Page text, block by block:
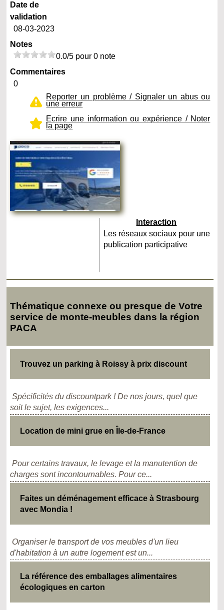
Date de
validation
08-03-2023
Notes
0.0/5 pour 0 note
Commentaires
0
Reporter un problème / Signaler un abus ou
une erreur
Ecrire une information ou expérience / Noter
la page
Interaction
Les réseaux sociaux pour une
publication participative
Thématique connexe ou presque de Votre
service de monte-meubles dans la région
PACA
Trouvez un parking à Roissy à prix discount
Spécificités du discountpark ! De nos jours, quel que
soit le sujet, les exigences...
Location de mini grue en Île-de-France
Pour certains travaux, le levage et la manutention de
charges sont incontournables. Pour ce...
Faites un déménagement efficace à Strasbourg
avec Mondia !
Organiser le transport de vos meubles d'un lieu
d'habitation à un autre logement est un...
La référence des emballages alimentaires
écologiques en carton